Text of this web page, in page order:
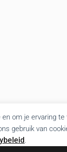
om je ervaring
gebruik van
.